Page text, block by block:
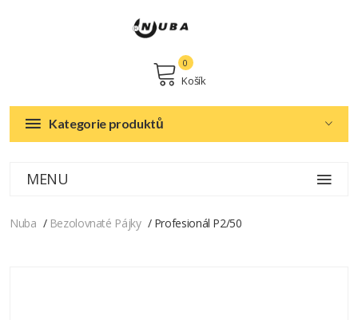
Košík
0
Kategorie produktů
MENU
Nuba Bezolovnaté Pájky Profesionál P2/50